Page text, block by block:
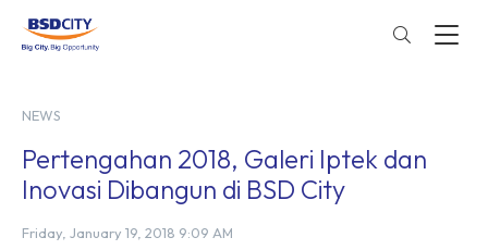
NEWS
Pertengahan 2018, Galeri Iptek dan
Inovasi Dibangun di BSD City
Friday, January 19, 2018 9:09 AM